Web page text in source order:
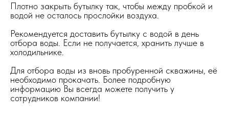
Плотно закрыть бутылку так, чтобы между пробкой и
водой не осталось прослойки воздуха.
Рекомендуется доставить бутылку с водой в день
отбора воды. Если не получается, хранить лучше в
холодильнике.
Для отбора воды из вновь пробуренной скважины, её
необходимо прокачать. Более подробную
информацию Вы всегда можете получить у
сотрудников компании!